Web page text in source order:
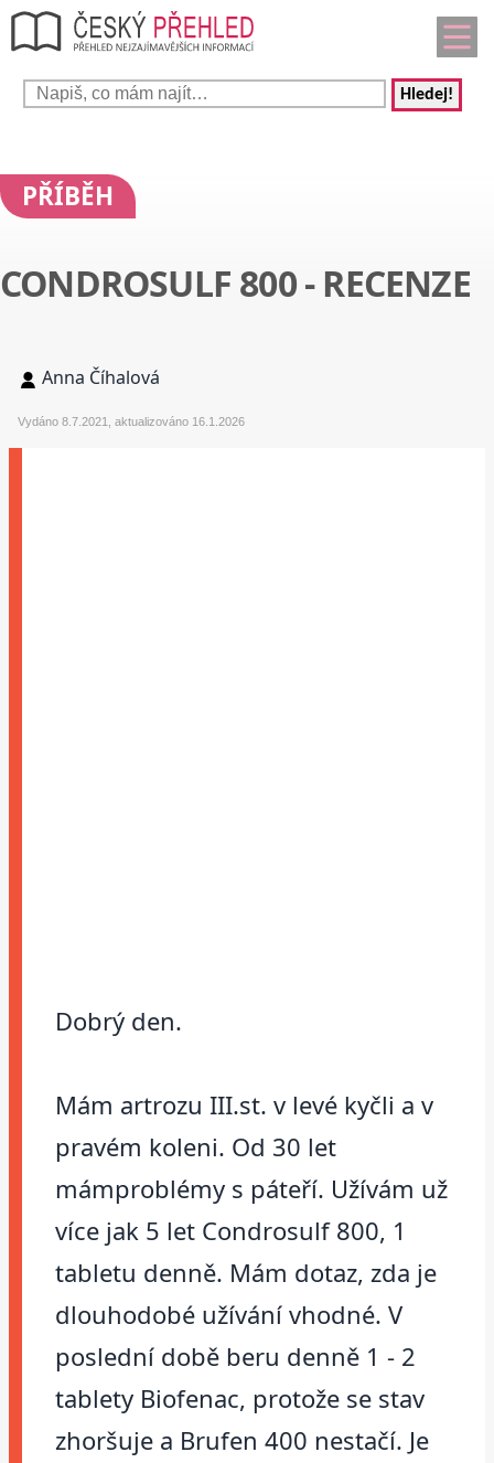
Hledej!
PŘÍBĚH
CONDROSULF 800 - RECENZE
Anna Číhalová
Vydáno 8.7.2021, aktualizováno 16.1.2026
Dobrý den.
Mám artrozu III.st. v levé kyčli a v
pravém koleni. Od 30 let
mámproblémy s páteří. Užívám už
více jak 5 let Condrosulf 800, 1
tabletu denně. Mám dotaz, zda je
dlouhodobé užívání vhodné. V
poslední době beru denně 1 - 2
tablety Biofenac, protože se stav
zhoršuje a Brufen 400 nestačí. Je